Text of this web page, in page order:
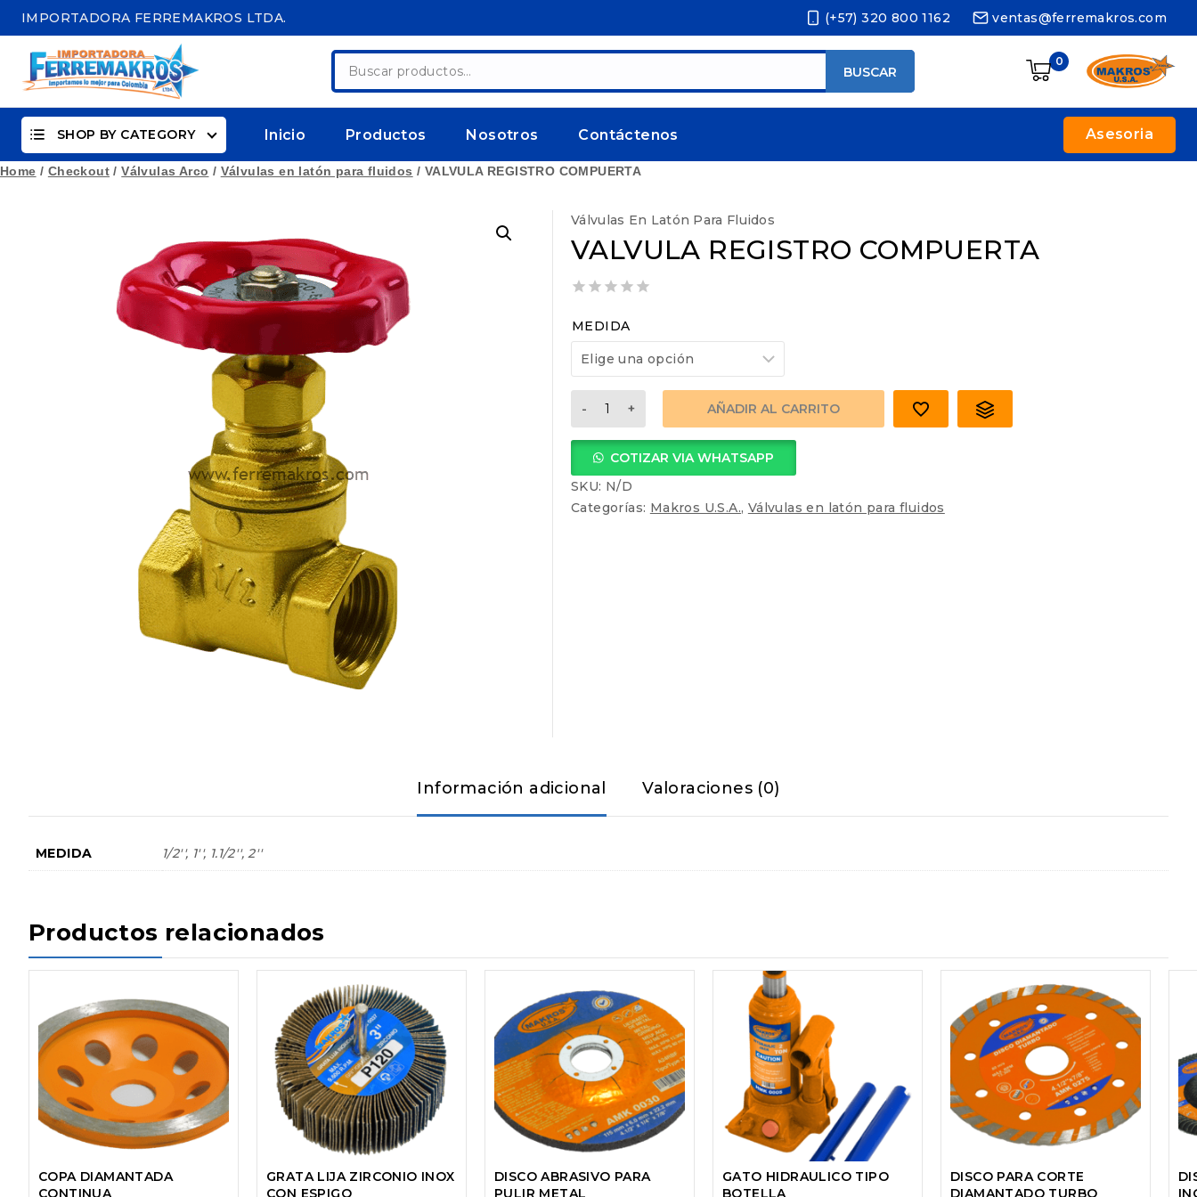
content
IMPORTADORA FERREMAKROS LTDA. (+57) 320 800 1162 ventas@ferremakros.com
Buscar
por:
BUSCAR
0
SHOP BY CATEGORY Inicio Productos Nosotros Contáctenos Asesoria
Home / Checkout / Válvulas Arco / Válvulas en latón para fluidos / VALVULA REGISTRO COMPUERTA
Válvulas En Latón Para Fluidos
VALVULA REGISTRO COMPUERTA
out
of
MEDIDA
VALVULA
COMPUERTA
cantidad
AÑADIR AL CARRITO
COTIZAR VIA WHATSAPP
SKU: N/D
Categorías: Makros U.S.A., Válvulas en latón para fluidos
Información adicional Valoraciones (0)
MEDIDA 1/2'', 1'', 1.1/2'', 2''
Productos relacionados
COPA DIAMANTADA
CONTINUA
GRATA LIJA ZIRCONIO INOX
CON ESPIGO
DISCO ABRASIVO PARA
PULIR METAL
GATO HIDRAULICO TIPO
BOTELLA
DISCO PARA CORTE
DIAMANTADO TURBO